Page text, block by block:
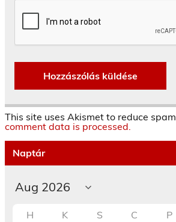
This site uses Akismet to reduce spam.
comment data is processed.
Naptár
H K S C P